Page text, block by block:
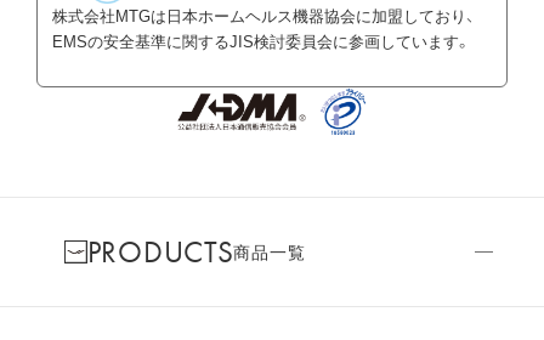
株式会社MTGは日本ホームヘルス機器協会に加盟しており、
EMSの安全基準に関するJIS検討委員会に参画しています。
PRODUCTS商品一覧